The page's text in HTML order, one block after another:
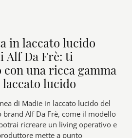
in laccato lucido
Alf Da Frè: ti
una ricca gamma
lucido
di Madie in laccato lucido del
brand Alf Da Frè, come il modello
ricreare un living operativo e
mette a punto